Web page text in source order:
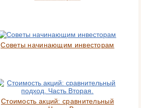
Советы начинающим инвесторам
Стоимость акций: сравнительный